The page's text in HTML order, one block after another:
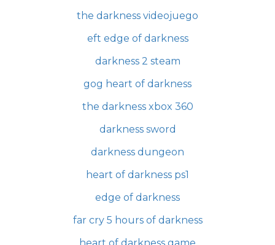
the darkness videojuego
eft edge of darkness
darkness 2 steam
gog heart of darkness
the darkness xbox 360
darkness sword
darkness dungeon
heart of darkness ps1
edge of darkness
far cry 5 hours of darkness